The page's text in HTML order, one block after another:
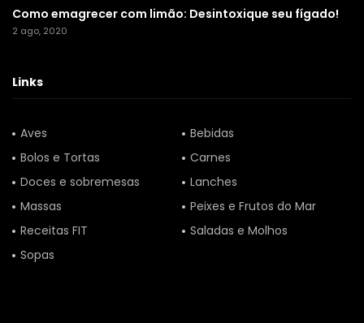
Como emagrecer com limão: Desintoxique seu fígado!
2 ago, 2020
Links
Aves
Bebidas
Bolos e Tortas
Carnes
Doces e sobremesas
Lanches
Massas
Peixes e Frutos do Mar
Receitas FIT
Saladas e Molhos
Sopas